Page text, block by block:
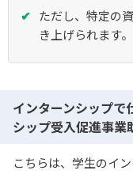
ただし、特定の
き上げられます。
インターンシップで
シップ受入促進事業
こちらは、学生のイ